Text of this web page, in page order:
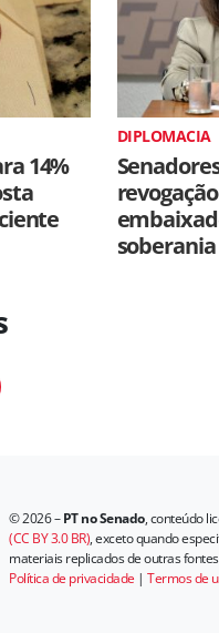
14%
DIPLOMACIA
© 2026 –PT no Senado, conteúdo
(CC BY 3.0 BR), exceto quando
materiais replicados de outras
Política de privacidade | Termos de